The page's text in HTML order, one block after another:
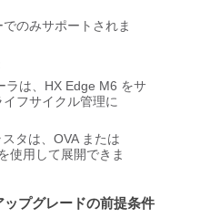
のみサポートされま
ラは、HX Edge M6 をサ
フサイクル管理に
タは、OVA または
使用して展開できま
プグレードの前提条件